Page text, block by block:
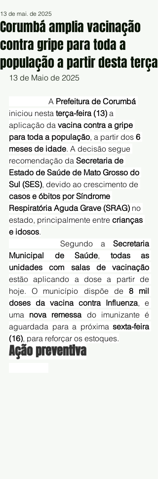
Corumbá amplia vacinação
contra gripe para toda a
população a partir desta terça
13 de mai. de 2025
		A
Prefeitura de Corumbá
iniciou nesta terça-feira (13) a
aplicação da vacina contra a gripe
para toda a população, a partir dos 6
meses de idade. A decisão segue
recomendação da Secretaria de
Estado de Saúde de Mato Grosso do
Sul (SES), devido ao crescimento de
casos e óbitos por Síndrome
Respiratória Aguda Grave (SRAG) no
estado, principalmente entre crianças
e idosos.
		Segundo a
Secretaria
Municipal de Saúde, todas as
unidades com salas de vacinação
estão aplicando a dose a partir de
hoje. O município dispõe de 8 mil
doses da vacina contra Influenza, e
uma nova remessa do imunizante é
aguardada para a próxima sexta-feira
(16), para reforçar os estoques.
Ação preventiva